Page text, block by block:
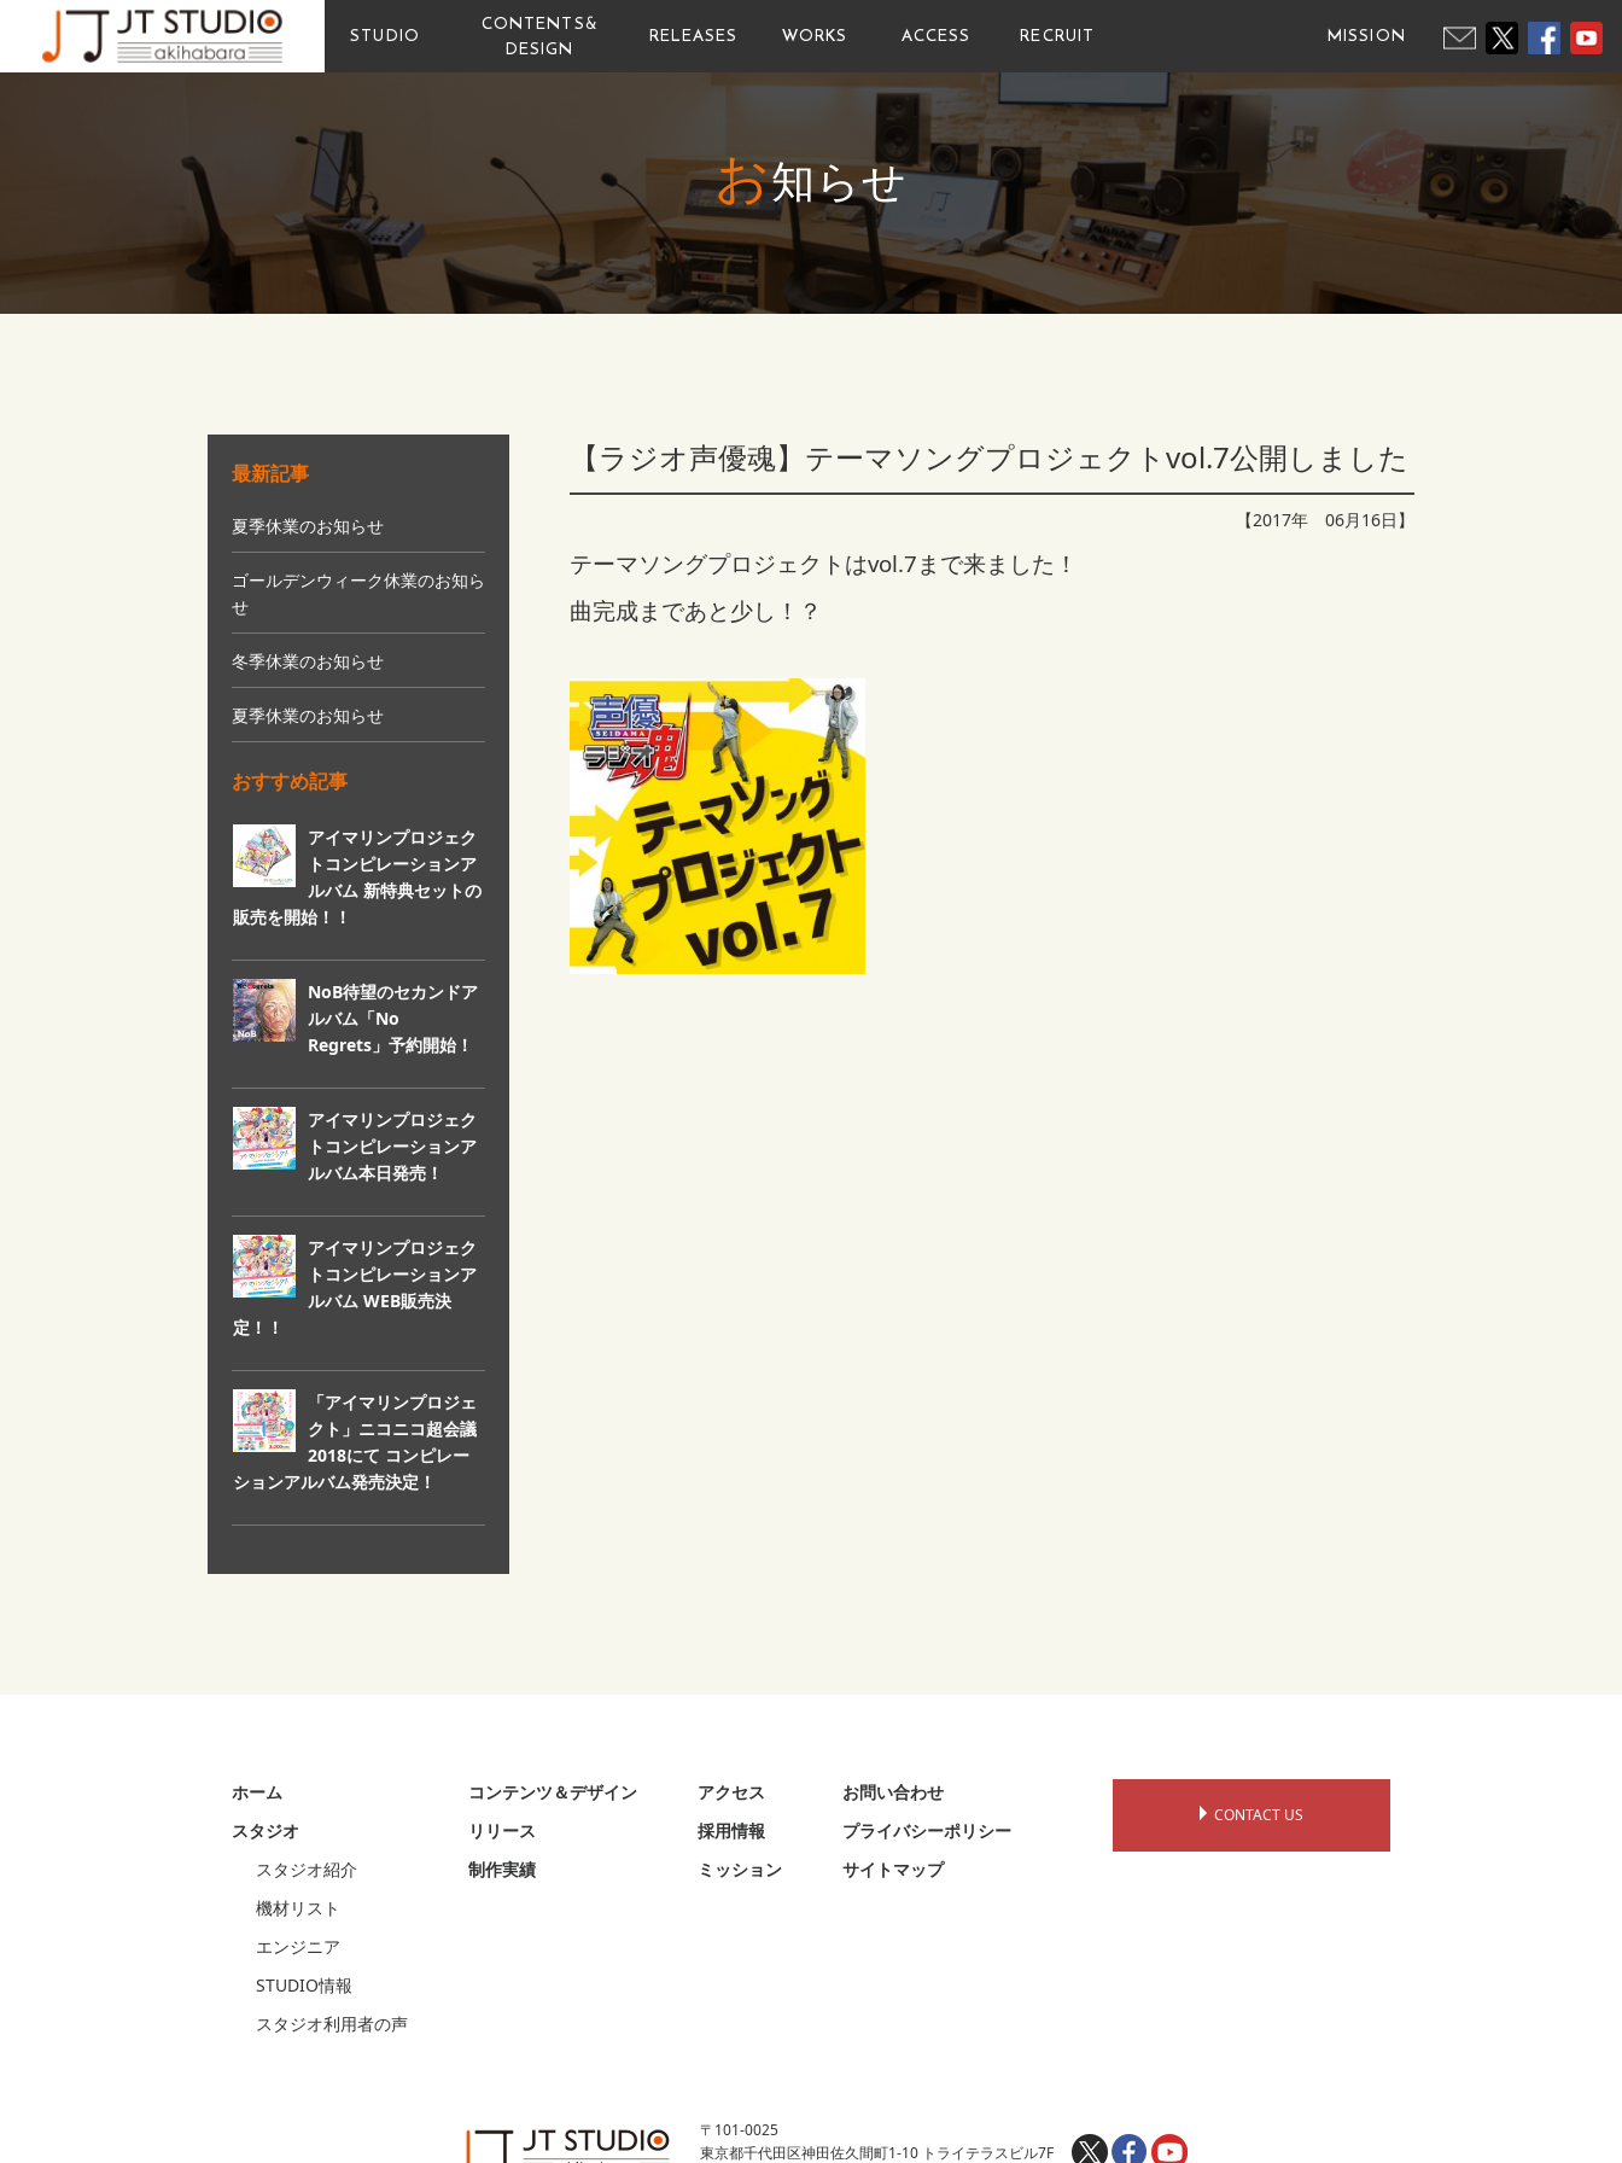
STUDIO
エンジニア
CONTENTS&
DESIGN
RELEASES WORKS ACCESS RECRUIT MISSION
お知らせ
【ラジオ声優魂】テーマソングプロジェクトvol.7公開しました
【2017年 06月16日】
テーマソングプロジェクトはvol.7まで来ました！
曲完成まであと少し！？
最新記事
夏季休業のお知らせ
ゴールデンウィーク休業のお知ら
せ
冬季休業のお知らせ
夏季休業のお知らせ
おすすめ記事
アイマリンプロジェク
トコンピレーションア
ルバム 新特典セットの
販売を開始！！
NoB待望のセカンドア
ルバム「No
Regrets」予約開始！
アイマリンプロジェク
トコンピレーションア
ルバム本日発売！
アイマリンプロジェク
トコンピレーションア
ルバム WEB販売決
定！！
「アイマリンプロジェ
クト」ニコニコ超会議
2018にて コンピレー
ションアルバム発売決定！
ホーム
スタジオ
スタジオ紹介
機材リスト
エンジニア
STUDIO情報
スタジオ利用者の声
コンテンツ＆デザイン
リリース
制作実績
アクセス
採用情報
ミッション
お問い合わせ
プライバシーポリシー
サイトマップ
〒101-0025
東京都千代田区神田佐久間町1-10 トライテラスビル7F
CONTACT US